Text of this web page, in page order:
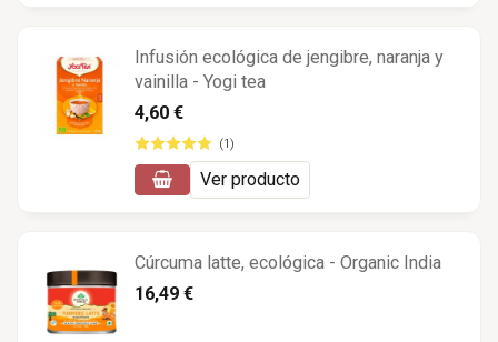
Infusión ecológica de jengibre, naranja y
vainilla - Yogi tea
4,60 €
(1)
Ver producto
Cúrcuma latte, ecológica - Organic India
16,49 €